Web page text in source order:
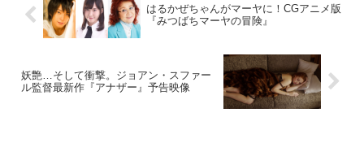
はるかぜちゃんがマーヤに！CGアニメ版
『みつばちマーヤの冒険』
妖艶…そして衝撃。ジョアン・スファー
ル監督最新作『アナザー』予告映像